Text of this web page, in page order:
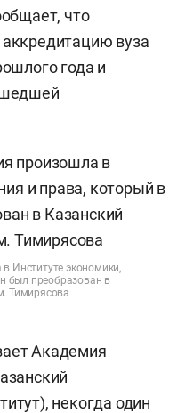
что
вуза
года и
Институте экономики,
был преобразован в
Тимирясова
Академия
некогда один